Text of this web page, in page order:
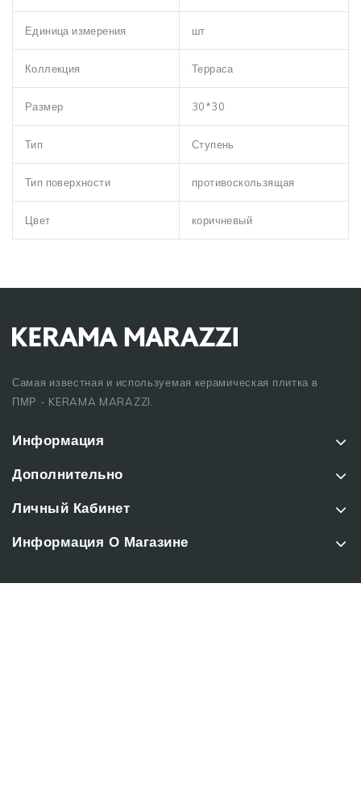
Единица измерения шт
Коллекция Терраса
Размер 30*30
Тип Ступень
Тип поверхности противоскользящая
Цвет коричневый
Самая известная и используемая керамическая плитка в
ПМР - KERAMA MARAZZI.
Информация
Дополнительно
Личный Кабинет
Информация О Магазине